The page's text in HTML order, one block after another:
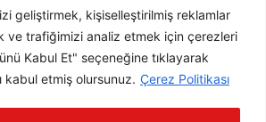
geliştirmek, kişiselleştirilmiş reklamlar
ve trafiğimizi analiz etmek için çerezleri
Kabul Et" seçeneğine tıklayarak
kabul etmiş olursunuz. Çerez Politikası